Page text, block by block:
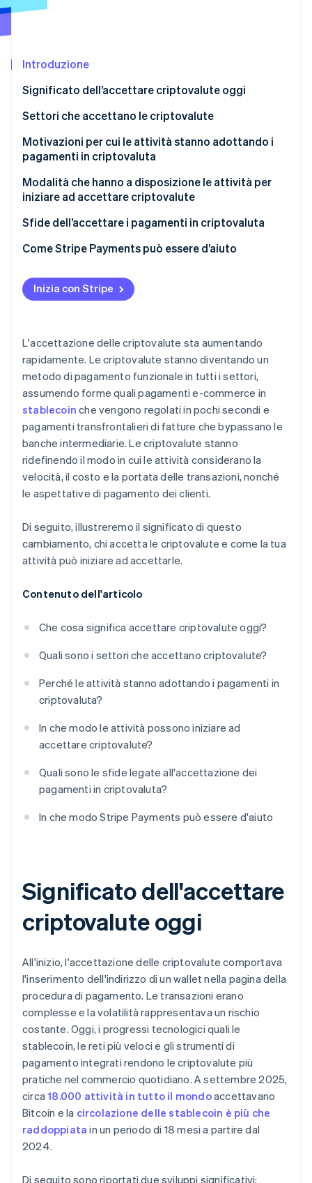
Scopri cosa ti aspetta
Atlas
Climate
Rimozione del carbonio
Verifica online dell'identità
Stripe Sessions 2026
Guarda ora
Introduzione
Significato dell’accettare criptovalute oggi
Settori che accettano le criptovalute
Motivazioni per cui le attività stanno adottando i
pagamenti in criptovaluta
Modalità che hanno a disposizione le attività per
iniziare ad accettare criptovalute
Misura la domanda dei clienti e adattati
Decidi quali criptovalute accettare
Scegli il tuo modello di accettazione
Integra sui canali di vendita
Sicurezza e conformità
Comunica e promuovi
Sfide dell’accettare i pagamenti in criptovaluta
Come Stripe Payments può essere d’aiuto
Inizia con Stripe
L'accettazione delle criptovalute sta aumentando
rapidamente. Le criptovalute stanno diventando un
metodo di pagamento funzionale in tutti i settori,
assumendo forme quali pagamenti e-commerce in
stablecoin che vengono regolati in pochi secondi e
pagamenti transfrontalieri di fatture che bypassano le
banche intermediarie. Le criptovalute stanno
ridefinendo il modo in cui le attività considerano la
velocità, il costo e la portata delle transazioni, nonché
le aspettative di pagamento dei clienti.
Di seguito, illustreremo il significato di questo
cambiamento, chi accetta le criptovalute e come la tua
attività può iniziare ad accettarle.
Contenuto dell'articolo
Che cosa significa accettare criptovalute oggi?
Quali sono i settori che accettano criptovalute?
Perché le attività stanno adottando i pagamenti in
criptovaluta?
In che modo le attività possono iniziare ad
accettare criptovalute?
Quali sono le sfide legate all'accettazione dei
pagamenti in criptovaluta?
In che modo Stripe Payments può essere d'aiuto
Significato dell'accettare
criptovalute oggi
All'inizio, l'accettazione delle criptovalute comportava
l'inserimento dell'indirizzo di un wallet nella pagina della
procedura di pagamento. Le transazioni erano
complesse e la volatilità rappresentava un rischio
costante. Oggi, i progressi tecnologici quali le
stablecoin, le reti più veloci e gli strumenti di
pagamento integrati rendono le criptovalute più
pratiche nel commercio quotidiano. A settembre 2025,
circa18.000 attività in tutto il mondoaccettavano
Bitcoin e la circolazione delle stablecoin è più che
raddoppiata in un periodo di 18 mesi a partire dal
2024.
Di seguito sono riportati due sviluppi significativi: